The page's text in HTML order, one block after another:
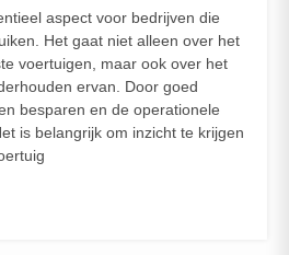
aspect voor bedrijven die
Het gaat niet alleen over het
voertuigen, maar ook over het
ervan. Door goed
besparen en de operationele
is belangrijk om inzicht te krijgen